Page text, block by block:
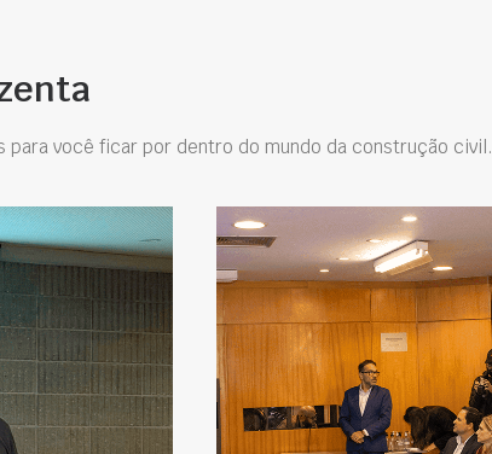
para você ficar por dentro do mundo da construção civil.